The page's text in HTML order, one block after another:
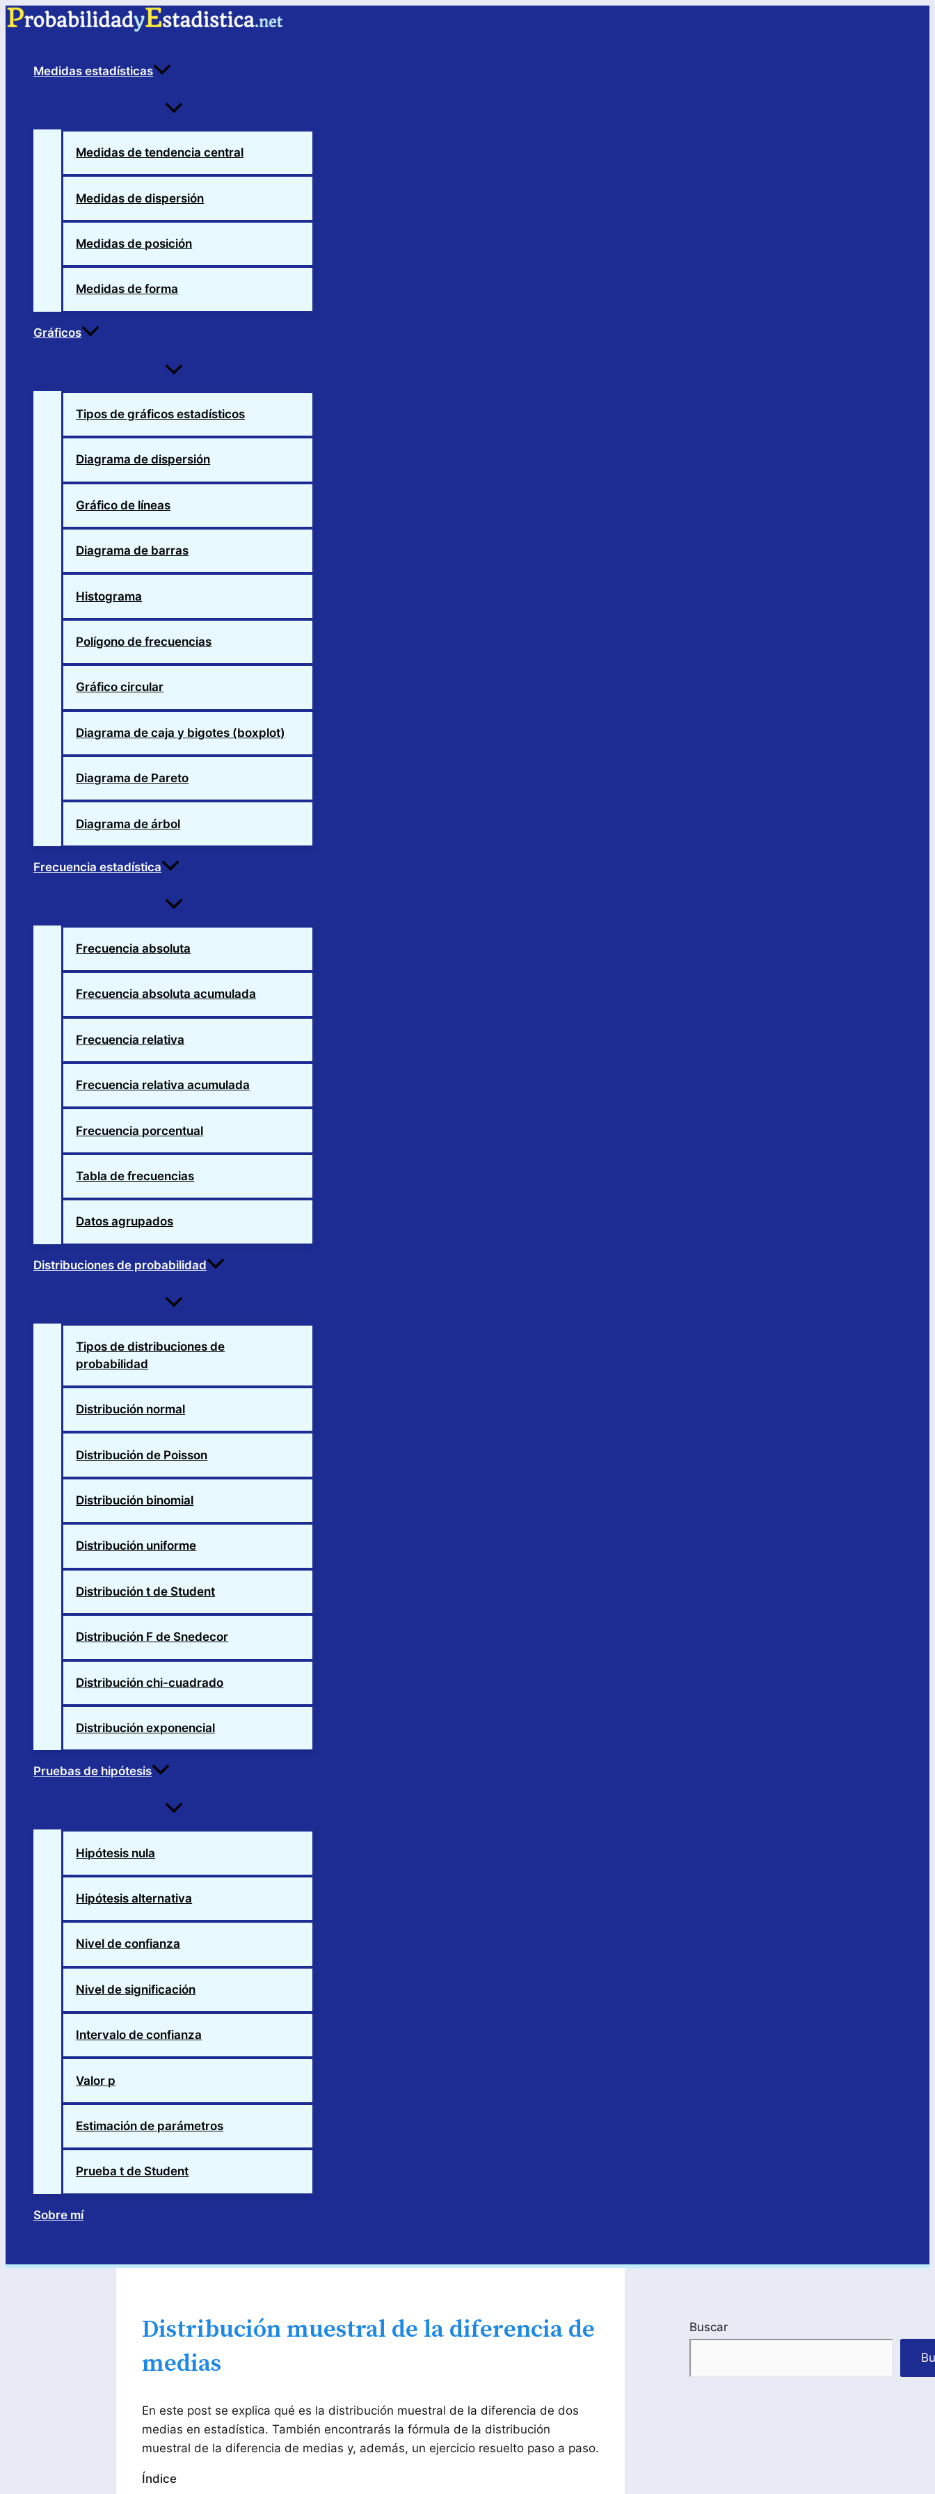
Ir
Medidas estadísticas
Alternar
Medidas de tendencia central
Medidas de dispersión
Medidas de posición
Medidas de forma
Gráficos
Alternar
Tipos de gráficos estadísticos
Diagrama de dispersión
Gráfico de líneas
Diagrama de barras
Histograma
Polígono de frecuencias
Gráfico circular
Diagrama de caja y bigotes (boxplot)
Diagrama de Pareto
Diagrama de árbol
Frecuencia estadística
Alternar
Frecuencia absoluta
Frecuencia absoluta acumulada
Frecuencia relativa
Frecuencia relativa acumulada
Frecuencia porcentual
Tabla de frecuencias
Datos agrupados
Distribuciones de probabilidad
Alternar
Tipos de distribuciones de
probabilidad
Distribución normal
Distribución de Poisson
Distribución binomial
Distribución uniforme
Distribución t de Student
Distribución F de Snedecor
Distribución chi-cuadrado
Distribución exponencial
Pruebas de hipótesis
Alternar
Hipótesis nula
Hipótesis alternativa
Nivel de confianza
Nivel de significación
Intervalo de confianza
Valor p
Estimación de parámetros
Prueba t de Student
Sobre mí
Distribución muestral de la diferencia de
medias
En este post se explica qué es la distribución muestral de la diferencia de dos
medias en estadística. También encontrarás la fórmula de la distribución
muestral de la diferencia de medias y, además, un ejercicio resuelto paso a paso.
Índice
Buscar